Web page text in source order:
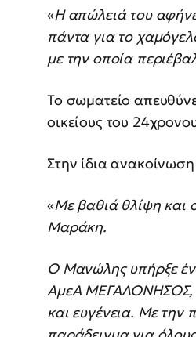
«Η απώλειά του
πάντα για το
με την οποία
Το σωματείο
οικείους του
Στην ίδια
«Με βαθιά θλίψη και
Μαράκη.
Ο Μανώλης υπήρξε
ΑμεΑ ΜΕΓΑΛΟΝΗΣΟΣ,
και ευγένεια. Με την